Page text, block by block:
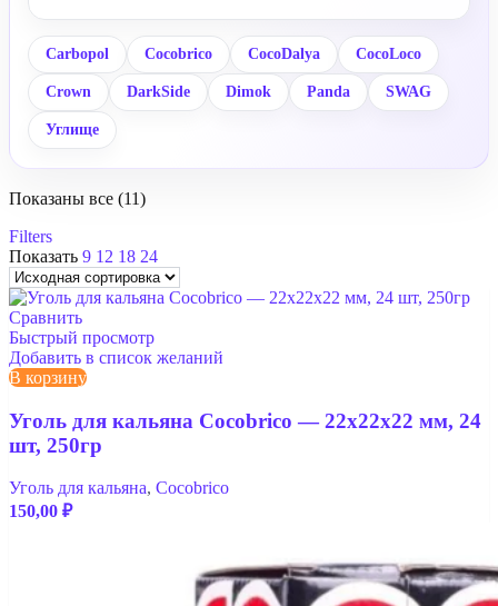
Carbopol Cocobrico CocoDalya CocoLoco
Crown DarkSide Dimok Panda SWAG
Углище
Показаны все (11)
Filters
Показать 9 12 18 24
Сравнить
Быстрый просмотр
Добавить в список желаний
В корзину
Уголь для кальяна Cocobrico — 22x22x22 мм, 24
шт, 250гр
Уголь для кальяна, Cocobrico
150,00 ₽